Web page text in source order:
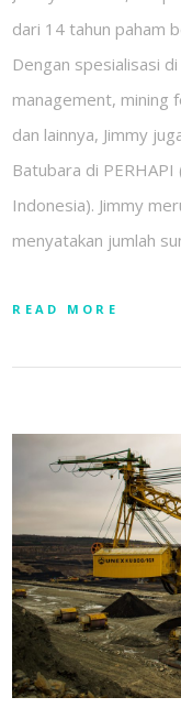
dari 14 tahun paham
Dengan spesialisasi
management, mining
dan lainnya, Jimmy
Batubara di
Indonesia). Jimmy
menyatakan jumlah
READ MORE